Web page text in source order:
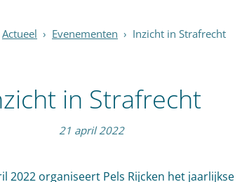
Actueel › Evenementen › Inzicht in Strafrecht
in Strafrecht
21 april 2022
2022 organiseert Pels Rijcken het jaarlijkse